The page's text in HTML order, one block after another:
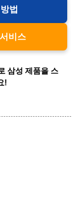
법
비스
삼성 제품을 스
!